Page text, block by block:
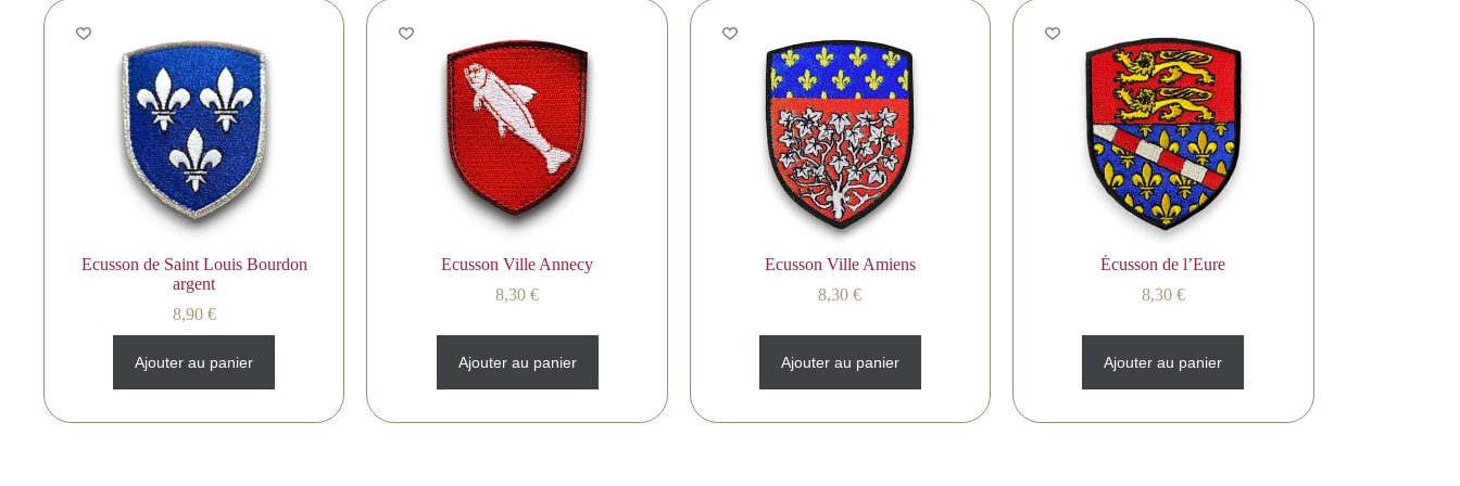
Ecusson de Saint Louis Bourdon
argent
8,90 €
Ajouter au panier
Ecusson Ville Annecy
8,30€
Ajouter au panier
Ecusson Ville Amiens
8,30€
Ajouter au panier
Écusson de l’Eure
8,30 €
Ajouter au panier